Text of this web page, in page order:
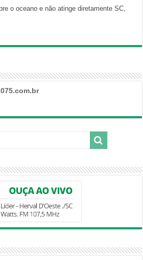
o oceano e não atinge diretamente SC,